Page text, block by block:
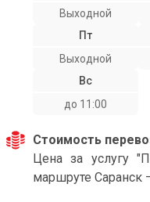
Выходной
Пт
Выходной
Вс
до 11:00
Стоимость
Цена за услугу
маршруте Саранск